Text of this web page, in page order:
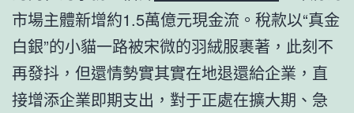
市場主體新增約1.5萬億元現金流。稅款以“真金
白銀”的小貓一路被宋微的羽絨服裹著，此刻不
再發抖，但還情勢實其實在地退還給企業，直
接增添企業即期支出，對于正處在擴大期、急